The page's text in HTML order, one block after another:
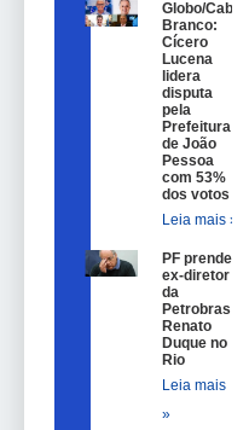
Globo/Cabo
Branco:
Cícero
Lucena
lidera
disputa
pela
Prefeitura
de João
Pessoa
com 53%
dos votos
Leia mais »
PF prende
ex-diretor
da
Petrobras
Renato
Duque no
Rio
Leia mais
»